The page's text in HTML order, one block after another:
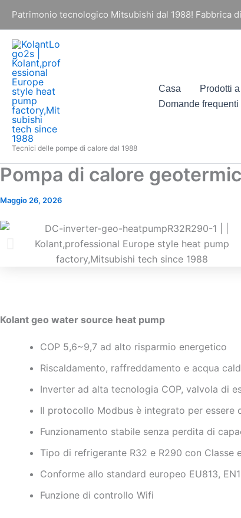
contenuto
Patrimonio tecnologico Mitsubishi dal 1988! Fabbrica
Tecnici delle pompe di calore dal 1988
Casa Prodotti
Domande
Pompa di calore
Maggio 26, 2026
Kolant geo water source heat pump
COP 5,6~9,7 ad alto risparmio energetico
Riscaldamento, raffreddamento e acqua
Inverter ad alta tecnologia COP, valvola di
Il protocollo Modbus è integrato per essere
Funzionamento stabile senza perdita di
Tipo di refrigerante R32 e R290 con Classe
Conforme allo standard europeo EU813,
Funzione di controllo Wifi